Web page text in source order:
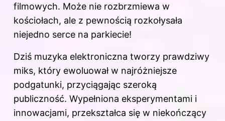
filmowych. Może nie rozbrzmiewa w
kościołach, ale z pewnością rozkołysała
niejedno serce na parkiecie!
Dziś muzyka elektroniczna tworzy prawdziwy
miks, który ewoluował w najróżniejsze
podgatunki, przyciągając szeroką
publiczność. Wypełniona eksperymentami i
innowacjami, przekształca się w niekończący